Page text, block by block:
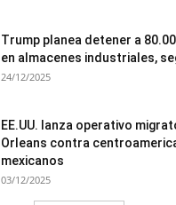
Trump planea detener a
en almacenes industriales,
24/12/2025
EE.UU. lanza operativo
Orleans contra
mexicanos
03/12/2025